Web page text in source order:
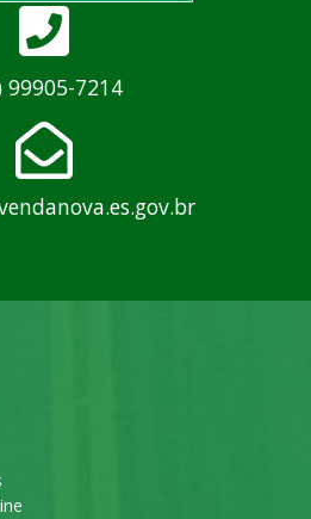
99905-7214